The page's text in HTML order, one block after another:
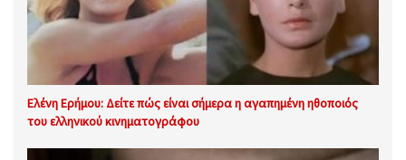
Ελένη Ερήμου: Δείτε πώς είναι σήμερα η αγαπημένη ηθοποιός
του ελληνικού κινηματογράφου